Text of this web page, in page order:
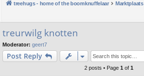
lin
ks
m
s
treehugs - home of the boomknuffelaar
Marktplaats
treurwilg knotten
Moderator: geert7
Post Reply
2 posts • Page 1 of 1